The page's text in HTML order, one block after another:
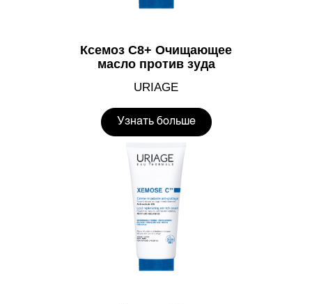
Ксемоз С8+ Очищающее
масло против зуда
URIAGE
Узнать больше